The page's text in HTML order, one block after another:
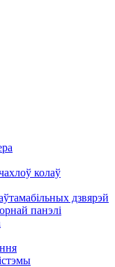
колаў
дзвярэй
панэлі